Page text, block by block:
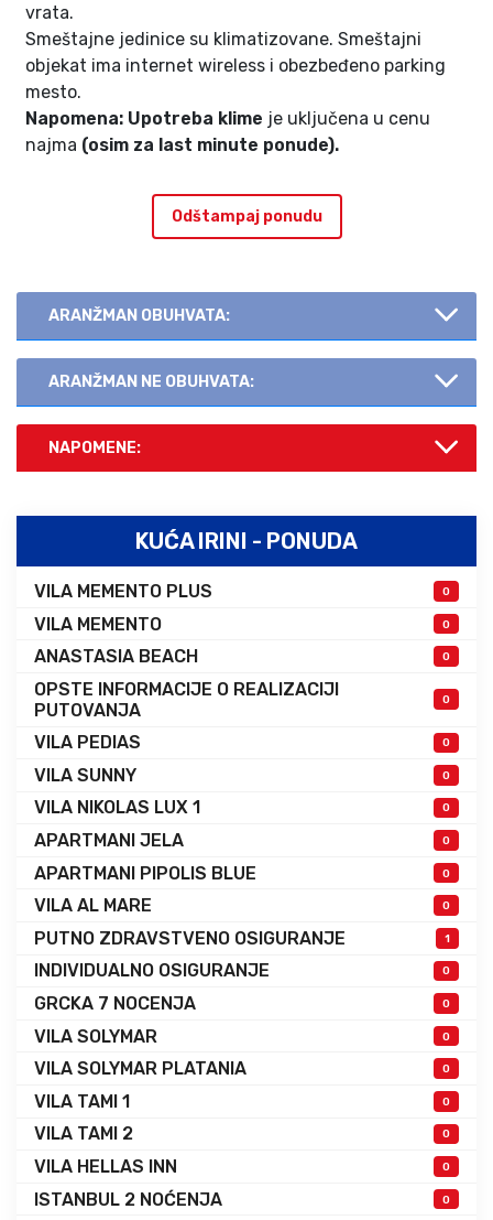
vrata.
Smeštajne jedinice su klimatizovane. Smeštajni
objekat ima internet wireless i obezbeđeno parking
mesto.
Napomena: Upotreba klime je uključena u cenu
najma (osim za last minute ponude).
Odštampaj ponudu
ARANŽMAN OBUHVATA:
ARANŽMAN NE OBUHVATA:
NAPOMENE:
KUĆA IRINI - PONUDA
VILA MEMENTO PLUS 0
VILA MEMENTO 0
ANASTASIA BEACH 0
OPSTE INFORMACIJE O REALIZACIJI
PUTOVANJA
0
VILA PEDIAS 0
VILA SUNNY 0
VILA NIKOLAS LUX 1 0
APARTMANI JELA 0
APARTMANI PIPOLIS BLUE 0
VILA AL MARE 0
PUTNO ZDRAVSTVENO OSIGURANJE 1
INDIVIDUALNO OSIGURANJE 0
GRCKA 7 NOCENJA 0
VILA SOLYMAR 0
VILA SOLYMAR PLATANIA 0
VILA TAMI 1 0
VILA TAMI 2 0
VILA HELLAS INN 0
ISTANBUL 2 NOĆENJA 0